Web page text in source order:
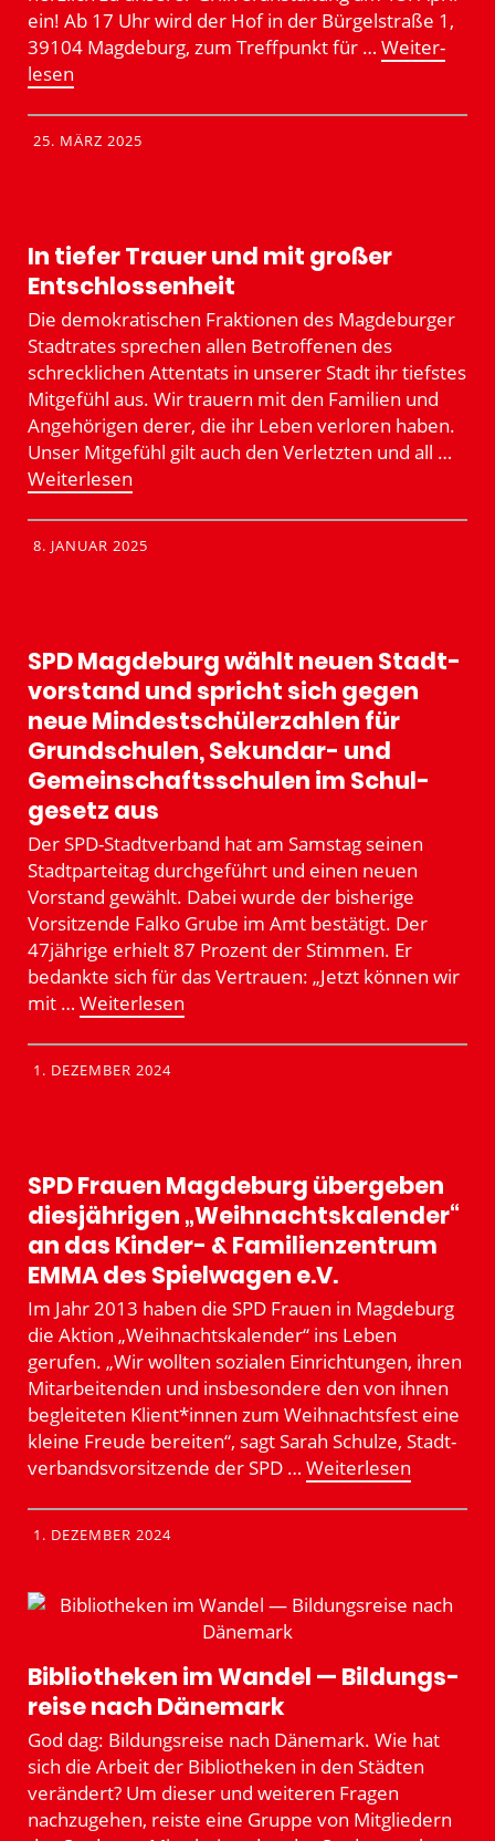
ein! Ab 17 Uhr wird der Hof in der Bürgel­straße 1,
39104 Magdeburg, zum Treff­punkt für … Weiter­
lesen
25. MÄRZ 2025
In tiefer Trauer und mit großer
Entschlos­senheit
Die demokra­ti­schen Fraktionen des Magde­burger
Stadt­rates sprechen allen Betrof­fenen des
schreck­lichen Attentats in unserer Stadt ihr tiefstes
Mitgefühl aus. Wir trauern mit den Familien und
Angehö­rigen derer, die ihr Leben verloren haben.
Unser Mitgefühl gilt auch den Verletzten und all …
Weiter­lesen
8. JANUAR 2025
SPD Magdeburg wählt neuen Stadt­
vor­stand und spricht sich gegen
neue Mindest­schü­ler­zahlen für
Grund­schulen, Sekundar- und
Gemein­schafts­schulen im Schul­
gesetz aus
Der SPD-Stadt­­­verband hat am Samstag seinen
Stadt­par­teitag durch­ge­führt und einen neuen
Vorstand gewählt. Dabei wurde der bisherige
Vorsit­zende Falko Grube im Amt bestätigt. Der
47jährige erhielt 87 Prozent der Stimmen. Er
bedankte sich für das Vertrauen: „Jetzt können wir
mit … Weiter­lesen
1. DEZEMBER 2024
SPD Frauen Magdeburg übergeben
diesjäh­rigen „Weihnachts­ka­lender“
an das Kinder- & Famili­en­zentrum
EMMA des Spiel­wagen e.V.
Im Jahr 2013 haben die SPD Frauen in Magdeburg
die Aktion „Weihnachts­ka­lender“ ins Leben
gerufen. „Wir wollten sozialen Einrich­tungen, ihren
Mitar­bei­tenden und insbe­sondere den von ihnen
beglei­teten Klient*innen zum Weihnachtsfest eine
kleine Freude bereiten“, sagt Sarah Schulze, Stadt­
ver­bands­vor­sit­zende der SPD … Weiter­lesen
1. DEZEMBER 2024
Biblio­theken im Wandel — Bildungs­
reise nach Dänemark
God dag: Bildungs­reise nach Dänemark. Wie hat
sich die Arbeit der Biblio­theken in den Städten
verändert? Um dieser und weiteren Fragen
nachzu­gehen, reiste eine Gruppe von Mitgliedern